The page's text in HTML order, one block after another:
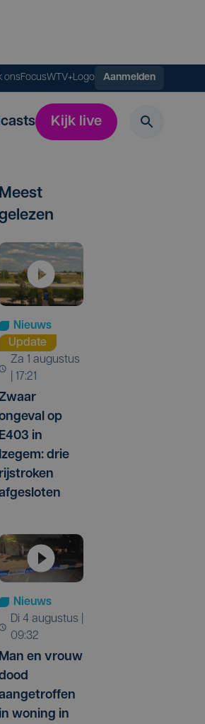
onsFocusWTV+Logo Aanmelden
Kijk live
Meest
Nieuws
Update
za 1 augustus
| 17:21
op
E403 in
Izegem: drie
rijstroken
Nieuws
di 4 augustus |
09:32
Man en vrouw
in woning in